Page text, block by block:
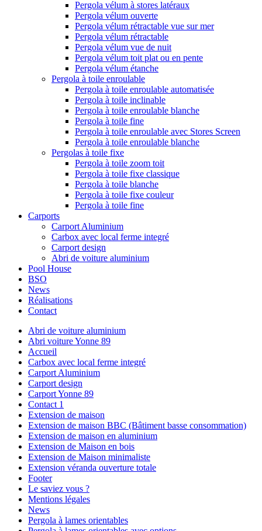
Pergola vélum à stores latéraux
Pergola vélum ouverte
Pergola vélum rétractable vue sur mer
Pergola vélum rétractable
Pergola vélum vue de nuit
Pergola vélum toit plat ou en pente
Pergola vélum étanche
Pergola à toile enroulable
Pergola à toile enroulable automatisée
Pergola à toile inclinable
Pergola à toile enroulable blanche
Pergola à toile fine
Pergola à toile enroulable avec Stores Screen
Pergola à toile enroulable blanche
Pergolas à toile fixe
Pergola à toile zoom toit
Pergola à toile fixe classique
Pergola à toile blanche
Pergola à toile fixe couleur
Pergola à toile fine
Carports
Carport Aluminium
Carbox avec local ferme integré
Carport design
Abri de voiture aluminium
Pool House
BSO
News
Réalisations
Contact
Abri de voiture aluminium
Abri voiture Yonne 89
Accueil
Carbox avec local ferme integré
Carport Aluminium
Carport design
Carport Yonne 89
Contact 1
Extension de maison
Extension de maison BBC (Bâtiment basse consommation)
Extension de maison en aluminium
Extension de Maison en bois
Extension de Maison minimaliste
Extension véranda ouverture totale
Footer
Le saviez vous ?
Mentions légales
News
Pergola à lames orientables